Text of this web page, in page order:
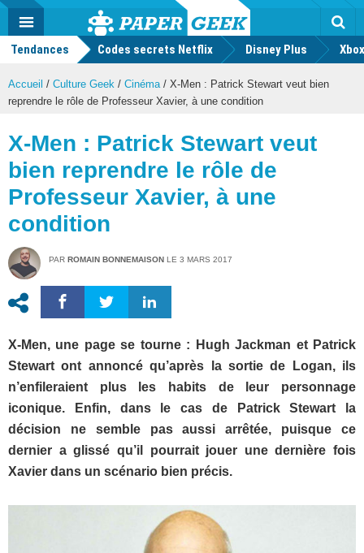
Actu
geek
MENU
Tendances Codes secrets Netflix Disney Plus
Accueil / Culture Geek / Cinéma / X-Men : Patrick Stewart veut bien
reprendre le rôle de Professeur Xavier, à une condition
X-Men : Patrick Stewart veut
bien reprendre le rôle de
Professeur Xavier, à une
condition
PAR ROMAIN BONNEMAISON LE 3 MARS 2017
X-Men, une page se tourne : Hugh Jackman et Patrick
Stewart ont annoncé qu’après la sortie de Logan, ils
n’enfileraient plus les habits de leur personnage
iconique. Enfin, dans le cas de Patrick Stewart la
décision ne semble pas aussi arrêtée, puisque ce
dernier a glissé qu’il pourrait jouer une dernière fois
Xavier dans un scénario bien précis.
Mode
FacebookTwitter Youtube